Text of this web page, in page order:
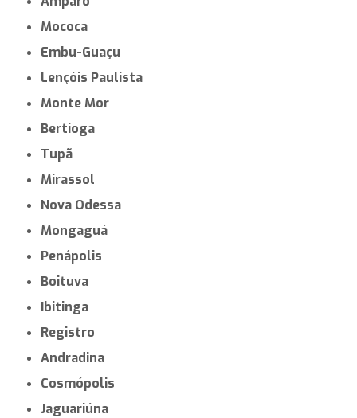
Mococa
Embu-Guaçu
Lençóis Paulista
Monte Mor
Bertioga
Tupã
Mirassol
Nova Odessa
Mongaguá
Penápolis
Boituva
Ibitinga
Registro
Andradina
Cosmópolis
Jaguariúna